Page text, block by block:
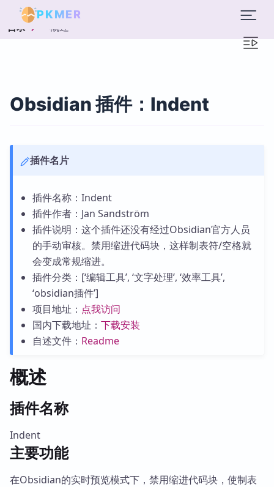
PKMER
目录 概述
Obsidian 插件：Indent
插件名片
插件名称：Indent
插件作者：Jan Sandström
插件说明：这个插件还没有经过Obsidian官方人员
的手动审核。禁用缩进代码块，这样制表符/空格就
会变成常规缩进。
插件分类：[‘编辑工具’, ‘文字处理’, ‘效率工具’,
‘obsidian插件’]
项目地址： 点我访问
国内下载地址： 下载安装
自述文件： Readme
概述
插件名称
Indent
主要功能
在Obsidian的实时预览模式下，禁用缩进代码块，使制表